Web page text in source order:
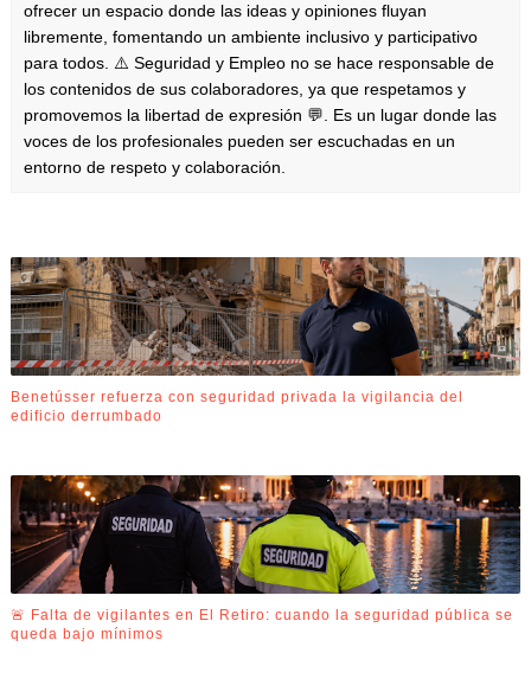
ofrecer un espacio donde las ideas y opiniones fluyan
libremente, fomentando un ambiente inclusivo y participativo
para todos. ⚠️ Seguridad y Empleo no se hace responsable de
los contenidos de sus colaboradores, ya que respetamos y
promovemos la libertad de expresión 💬. Es un lugar donde las
voces de los profesionales pueden ser escuchadas en un
entorno de respeto y colaboración.
Benetússer refuerza con seguridad privada la vigilancia del
edificio derrumbado
🚨 Falta de vigilantes en El Retiro: cuando la seguridad pública se
queda bajo mínimos